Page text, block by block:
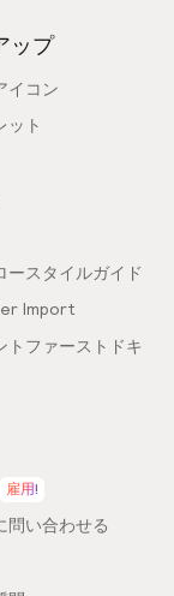
ップ
イコン
ット
ースタイルガイド
Import
トファーストドキ
雇用!
問い合わせる